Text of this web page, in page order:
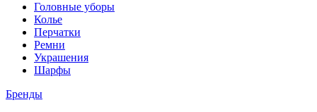
Головные уборы
Колье
Перчатки
Ремни
Украшения
Шарфы
Бренды